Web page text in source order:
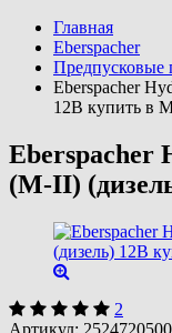
Главная
Eberspacher
Предпусковые
Eberspacher
12В купить в
Eberspacher
(M-II)
2
Артикул: